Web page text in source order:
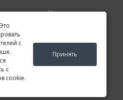
с
с
cookie.
Принять
Контакты
Geely в Петербурге